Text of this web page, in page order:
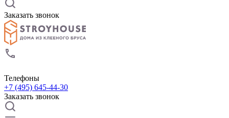
Заказать звонок
Телефоны
+7 (495) 645-44-30
Заказать звонок